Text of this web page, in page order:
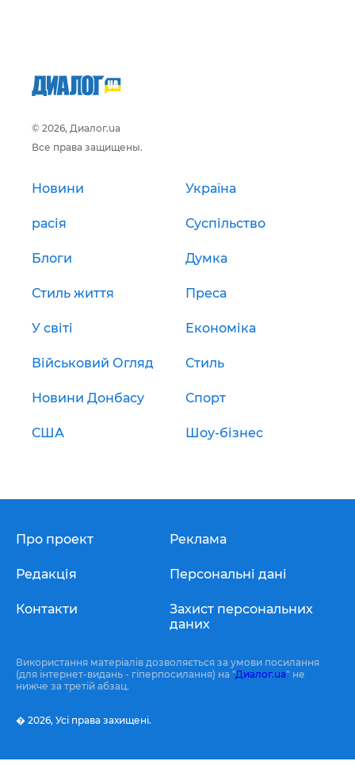
© 2026, Диалог.ua
Все права защищены.
Новини Україна
расія Суспільство
Блоги Думка
Стиль життя Преса
У світі Економіка
Військовий Огляд Стиль
Новини Донбасу Спорт
США Шоу-бізнес
Про проект
Редакція
Контакти
Реклама
Персональні дані
Захист персональних
даних
Використання матеріалів дозволяється за умови посилання
(для інтернет-видань - гіперпосилання) на "Диалог.ua" не
нижче за третій абзац.
� 2026, Усі права захищені.